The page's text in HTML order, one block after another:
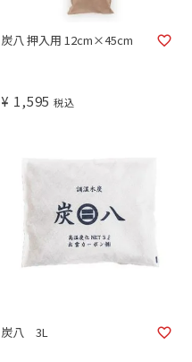
炭八 押入用 12cm×45cm
¥ 1,595 税込
炭八 3L